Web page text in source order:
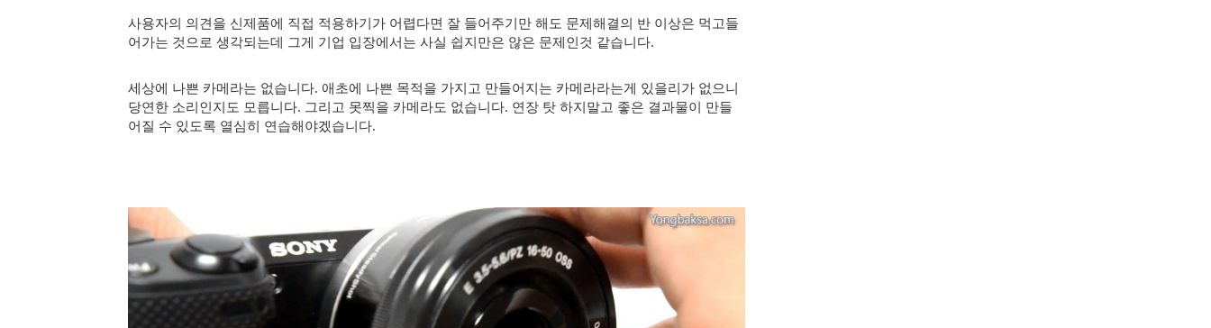
사용자의 의견을 신제품에 직접 적용하기가 어렵다면 잘 들어주기만 해도 문제해결의 반 이상은 먹고들
어가는 것으로 생각되는데 그게 기업 입장에서는 사실 쉽지만은 않은 문제인것 같습니다.
세상에 나쁜 카메라는 없습니다. 애초에 나쁜 목적을 가지고 만들어지는 카메라라는게 있을리가 없으니
당연한 소리인지도 모릅니다. 그리고 못찍을 카메라도 없습니다. 연장 탓 하지말고 좋은 결과물이 만들
어질 수 있도록 열심히 연습해야겠습니다.